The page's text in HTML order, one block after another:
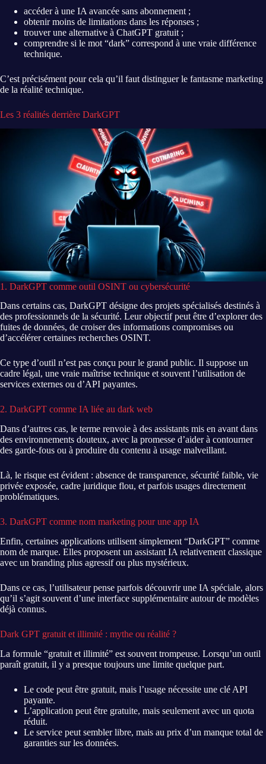
accéder à une IA avancée sans abonnement ;
obtenir moins de limitations dans les réponses ;
trouver une alternative à ChatGPT gratuit ;
comprendre si le mot “dark” correspond à une vraie différence
technique.
C’est précisément pour cela qu’il faut distinguer le fantasme marketing
de la réalité technique.
Les 3 réalités derrière DarkGPT
1. DarkGPT comme outil OSINT ou cybersécurité
Dans certains cas, DarkGPT désigne des projets spécialisés destinés à
des professionnels de la sécurité. Leur objectif peut être d’explorer des
fuites de données, de croiser des informations compromises ou
d’accélérer certaines recherches OSINT.
Ce type d’outil n’est pas conçu pour le grand public. Il suppose un
cadre légal, une vraie maîtrise technique et souvent l’utilisation de
services externes ou d’API payantes.
2. DarkGPT comme IA liée au dark web
Dans d’autres cas, le terme renvoie à des assistants mis en avant dans
des environnements douteux, avec la promesse d’aider à contourner
des garde-fous ou à produire du contenu à usage malveillant.
Là, le risque est évident : absence de transparence, sécurité faible, vie
privée exposée, cadre juridique flou, et parfois usages directement
problématiques.
3. DarkGPT comme nom marketing pour une app IA
Enfin, certaines applications utilisent simplement “DarkGPT” comme
nom de marque. Elles proposent un assistant IA relativement classique
avec un branding plus agressif ou plus mystérieux.
Dans ce cas, l’utilisateur pense parfois découvrir une IA spéciale, alors
qu’il s’agit souvent d’une interface supplémentaire autour de modèles
déjà connus.
Dark GPT gratuit et illimité : mythe ou réalité ?
La formule “gratuit et illimité” est souvent trompeuse. Lorsqu’un outil
paraît gratuit, il y a presque toujours une limite quelque part.
Le code peut être gratuit, mais l’usage nécessite une clé API
payante.
L’application peut être gratuite, mais seulement avec un quota
réduit.
Le service peut sembler libre, mais au prix d’un manque total de
garanties sur les données.